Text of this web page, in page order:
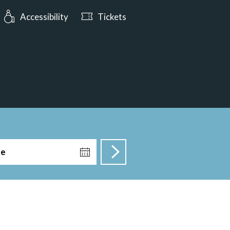
tomorrow from 10:00
Accessibility Tickets